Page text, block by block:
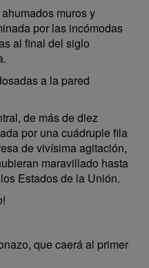
muros y
por las incómodas
al final del siglo
a la pared
de más de diez
por una cuádruple fila
de vivísima agitación,
maravillado hasta
Estados de la Unión.
!
que caerá al primer